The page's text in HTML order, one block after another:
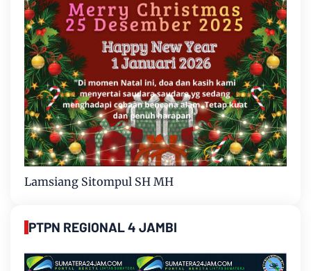
Lamsiang Sitompul SH MH
PTPN REGIONAL 4 JAMBI